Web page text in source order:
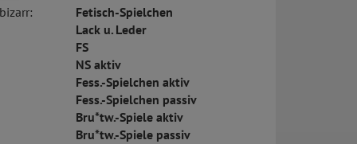
Fetisch-Spielchen
Lack u. Leder
FS
NS aktiv
Fess.-Spielchen aktiv
Fess.-Spielchen passiv
Bru*tw.-Spiele aktiv
Bru*tw.-Spiele passiv